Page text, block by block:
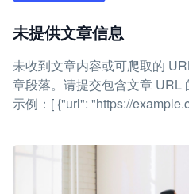
未提供文章信息
未收到文章内容或可爬取的
章段落。请提交包含文章 URL
示例：[ {"url": "https://